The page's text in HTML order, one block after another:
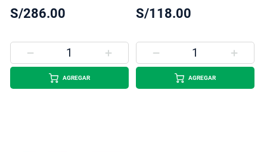
S/286.00
AGREGAR
S/118.00
AGREGAR